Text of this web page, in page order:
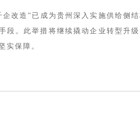
企改造”已成为贵州深入实施供给侧
段。此举措将继续撬动企业转型升
实保障。